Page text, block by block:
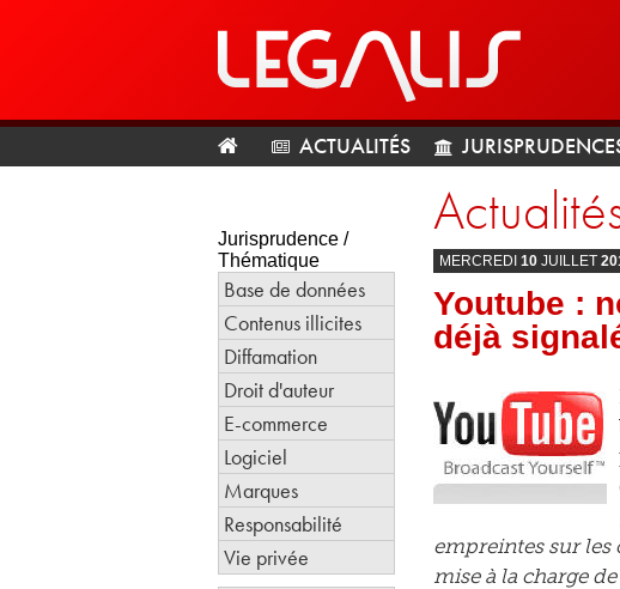
ACTUALITÉS
Jurisprudence /
Thématique
Base de données
Contenus illicites
Diffamation
Droit d'auteur
E-commerce
Logiciel
Marques
Responsabilité
Vie privée
MERCREDI 10 JUILLET
Youtube :
déjà
empreintes sur
mise à la charge